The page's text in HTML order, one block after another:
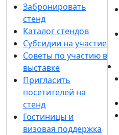
Забронировать
стенд
Каталог стендов
Субсидии на участие
Советы по участию в
выставке
Пригласить
посетителей на
стенд
Гостиницы и
визовая поддержка